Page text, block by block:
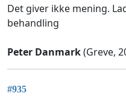
Det giver ikke mening.
behandling
Peter Danmark(Greve,
#935